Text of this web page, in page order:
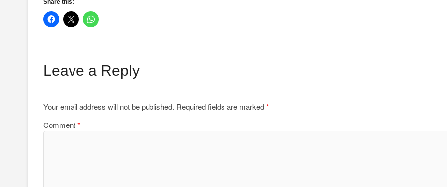
Share this:
Leave a Reply
Your email address will not be published. Required fields are marked*
Comment*